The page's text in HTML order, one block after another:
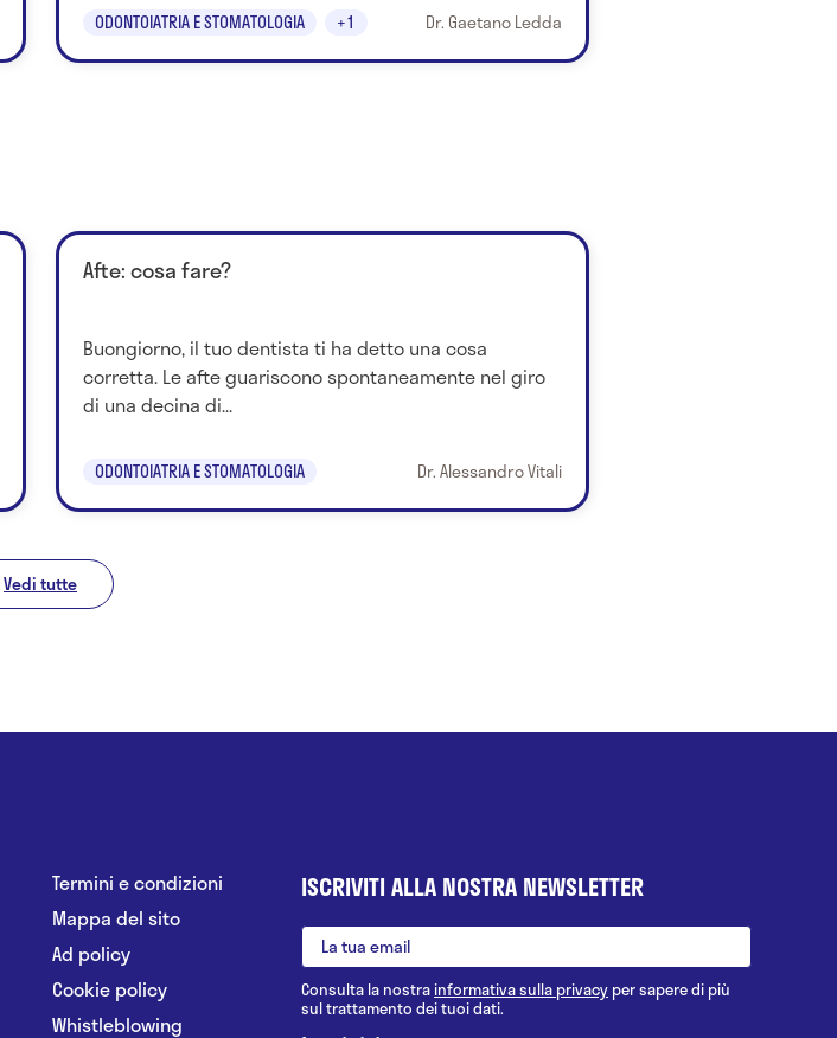
ODONTOIATRIA E STOMATOLOGIA +1 Dr. Gaetano Ledda
Afte: cosa fare?
Buongiorno, il tuo dentista ti ha detto una cosa
corretta. Le afte guariscono spontaneamente nel giro
di una decina di...
ODONTOIATRIA E STOMATOLOGIA Dr. Alessandro Vitali
Vedi tutte
Termini e condizioni
Mappa del sito
Ad policy
Cookie policy
Whistleblowing
ISCRIVITI ALLA NOSTRA NEWSLETTER
Consulta la nostrainformativa sulla privacy per sapere di più
sul trattamento dei tuoi dati.